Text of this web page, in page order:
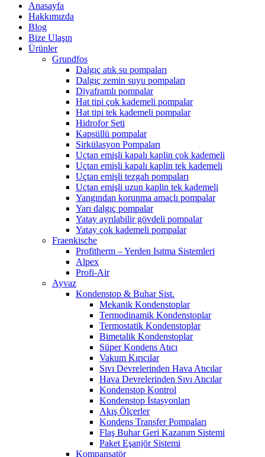
Anasayfa
Hakkımızda
Blog
Bize Ulaşın
Ürünler
Grundfos
Dalgıç atık su pompaları
Dalgıç zemin suyu pompaları
Diyaframlı pompalar
Hat tipi çok kademeli pompalar
Hat tipi tek kademeli pompalar
Hidrofor Seti
Kapsüllü pompalar
Sirkülasyon Pompaları
Uçtan emişli kapalı kaplin çok kademeli
Uçtan emişli kapalı kaplin tek kademeli
Uçtan emişli tezgah pompaları
Uçtan emişli uzun kaplin tek kademeli
Yangından korunma amaçlı pompalar
Yarı dalgıç pompalar
Yatay ayrılabilir gövdeli pompalar
Yatay çok kademeli pompalar
Fraenkische
Profitherm – Yerden Isıtma Sistemleri
Alpex
Profi-Air
Ayvaz
Kondenstop & Buhar Sist.
Mekanik Kondenstoplar
Termodinamik Kondenstoplar
Termostatik Kondenstoplar
Bimetalik Kondenstoplar
Süper Kondens Atıcı
Vakum Kırıcılar
Sıvı Devrelerinden Hava Atıcılar
Hava Devrelerinden Sıvı Atıcılar
Kondenstop Kontrol
Kondenstop İstasyonları
Akış Ölçerler
Kondens Transfer Pompaları
Flaş Buhar Geri Kazanım Sistemi
Paket Eşanjör Sistemi
Kompansatör